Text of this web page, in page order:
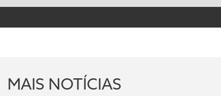
MAIS NOTÍCIAS